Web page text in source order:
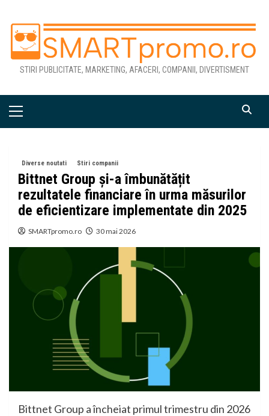
content
STIRI PUBLICITATE, MARKETING, AFACERI, COMPANII, DIVERTISMENT
Primary
Diverse noutati Stiri companii
Bittnet Group și-a îmbunătățit
rezultatele financiare în urma măsurilor
de eficientizare implementate din 2025
SMARTpromo.ro 30 mai 2026
Bittnet Group a încheiat primul trimestru din 2026